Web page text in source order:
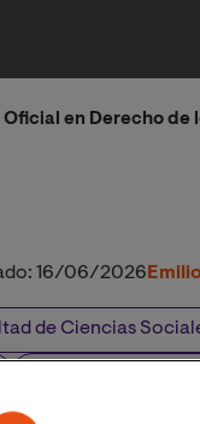
Oficial en Derecho
16/06/2026
de Ciencias